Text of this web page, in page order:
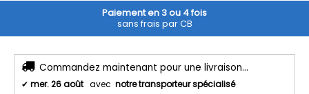
Paiement en 3 ou 4 fois
sans frais par CB
Commandez maintenant pour une livraison...
✔ mer. 26 août avec notre transporteur spécialisé